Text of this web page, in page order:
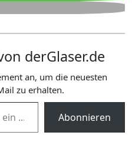
derGlaser.de
zu erhalten.
Abonnieren